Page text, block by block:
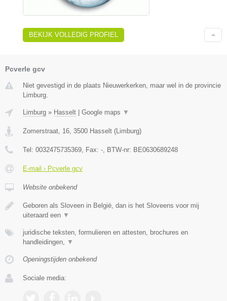
BEKIJK VOLLEDIG PROFIEL
Pcverle gcv
Niet gevestigd in de plaats Nieuwerkerken, maar wel in de provincie
Limburg.
Limburg » Hasselt Google maps ▼
Zomerstraat, 16, 3500 Hasselt (Limburg)
Tel: 0032475735369, Fax: -, BTW-nr: BE0630689248
E-mail › Pcverle gcv
Website onbekend
Geboren als Sloveen in België, dan is het Sloveens voor mij
uiteraard een ▼
juridische teksten, formulieren en attesten, brochures en
handleidingen, ▼
Openingstijden onbekend
Sociale media: